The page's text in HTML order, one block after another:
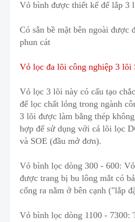
Vỏ bình được thiết kế để lắp 3
Có sẵn bề mặt bên ngoài được
phun cát
Vỏ lọc đa lõi công nghiệp 3 lõi
Vỏ lọc 3 lõi này có cấu tạo
để lọc chất lỏng trong ngành
3 lõi được làm bằng thép
hợp để sử dụng với cả lõi lọc
và SOE (đầu mở đơn).
Vỏ bình lọc dòng 300 - 600:
được trang bị bu lông mắt có
cổng ra nằm ở bên cạnh ("lắp
Vỏ bình lọc dòng 1100 - 7300: